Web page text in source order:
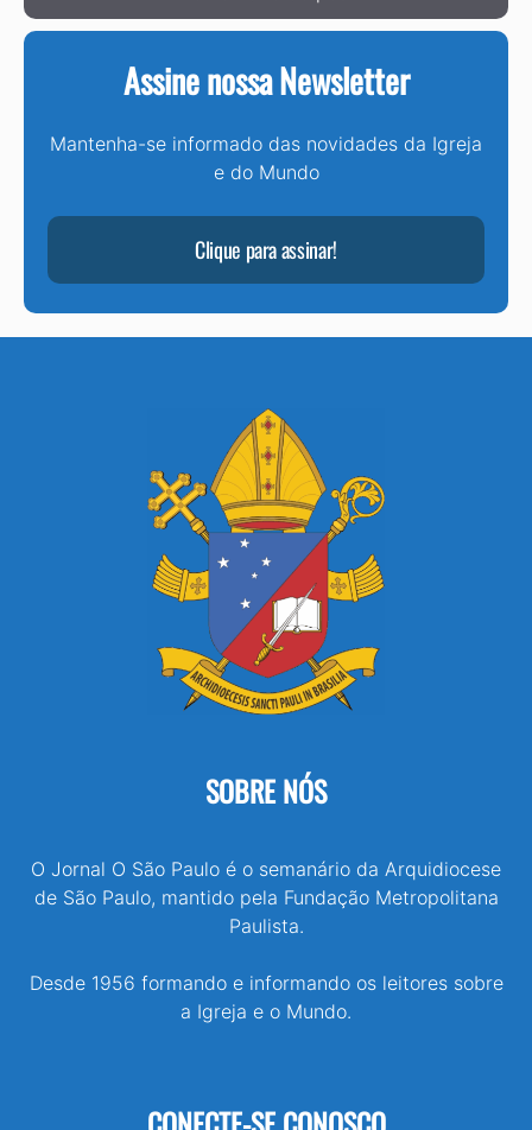
Assine nossa Newsletter
Mantenha-se informado das novidades da Igreja
e do Mundo
Clique para assinar!
SOBRE NÓS
O Jornal O São Paulo é o semanário da Arquidiocese
de São Paulo, mantido pela Fundação Metropolitana
Paulista.
Desde 1956 formando e informando os leitores sobre
a Igreja e o Mundo.